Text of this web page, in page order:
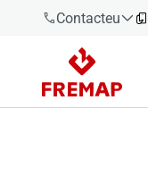
Contacteu
900 61 00
61